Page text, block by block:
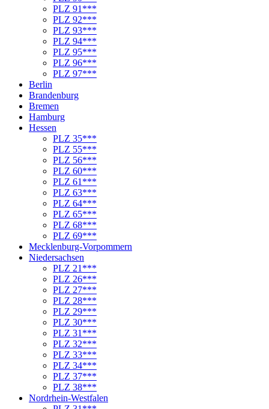
PLZ 91***
PLZ 92***
PLZ 93***
PLZ 94***
PLZ 95***
PLZ 96***
PLZ 97***
Berlin
Brandenburg
Bremen
Hamburg
Hessen
PLZ 35***
PLZ 55***
PLZ 56***
PLZ 60***
PLZ 61***
PLZ 63***
PLZ 64***
PLZ 65***
PLZ 68***
PLZ 69***
Mecklenburg-Vorpommern
Niedersachsen
PLZ 21***
PLZ 26***
PLZ 27***
PLZ 28***
PLZ 29***
PLZ 30***
PLZ 31***
PLZ 32***
PLZ 33***
PLZ 34***
PLZ 37***
PLZ 38***
Nordrhein-Westfalen